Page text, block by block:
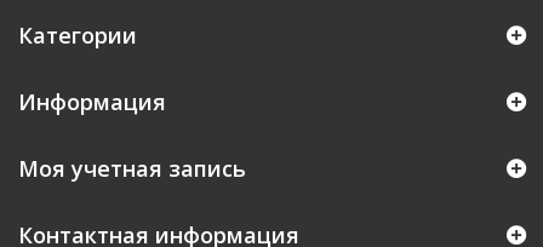
Категории
Информация
Моя учетная запись
Контактная информация